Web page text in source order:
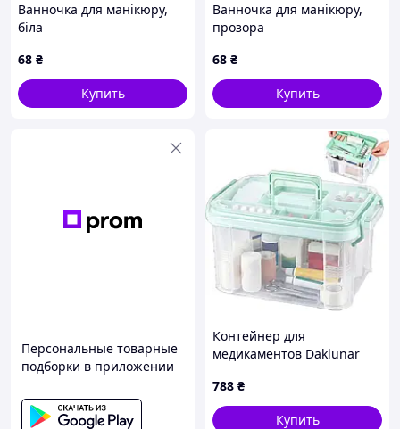
Ванночка для манікюру,
біла
68 ₴
Купить
Ванночка для манікюру,
прозора
68 ₴
Купить
Персональные товарные
подборки в приложении
Контейнер для
медикаментов Daklunar
21x16x13 см зеленый с
ручкой прозрачный
788 ₴
Купить